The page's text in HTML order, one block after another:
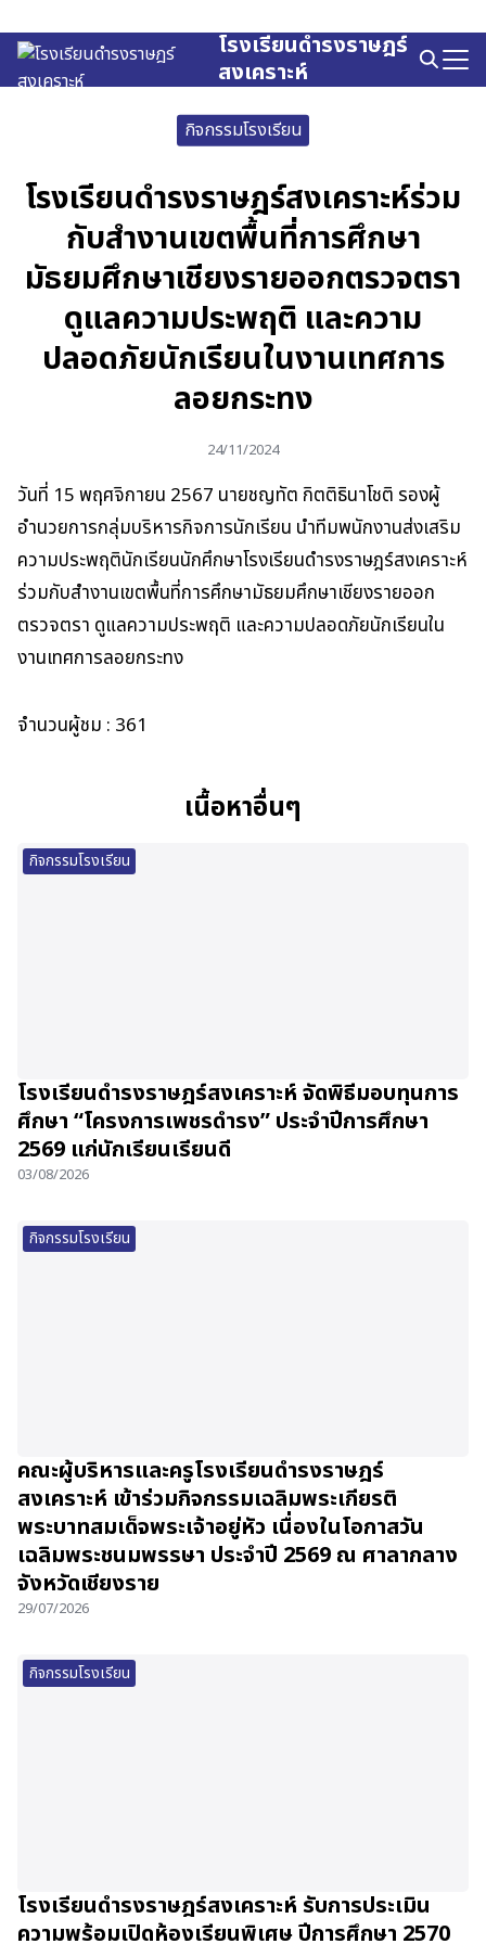
to
content
โรงเรียนดำรงราษฎร์
สงเคราะห์
Search
for:
กิจกรรมโรงเรียน
โรงเรียนดำรงราษฎร์สงเคราะห์ร่วม
กับสำงานเขตพื้นที่การศึกษา
มัธยมศึกษาเชียงรายออกตรวจตรา
ดูแลความประพฤติ และความ
ปลอดภัยนักเรียนในงานเทศการ
ลอยกระทง
24/11/2024
วันที่ 15 พฤศจิกายน 2567 นายชญทัต กิตติธินาโชติ รองผู้
อำนวยการกลุ่มบริหารกิจการนักเรียน นำทีมพนักงานส่งเสริม
ความประพฤตินักเรียนนักศึกษาโรงเรียนดำรงราษฎร์สงเคราะห์
ร่วมกับสำงานเขตพื้นที่การศึกษามัธยมศึกษาเชียงรายออก
ตรวจตรา ดูแลความประพฤติ และความปลอดภัยนักเรียนใน
งานเทศการลอยกระทง
จำนวนผู้ชม : 361
เนื้อหาอื่นๆ
กิจกรรมโรงเรียน
โรงเรียนดำรงราษฎร์สงเคราะห์ จัดพิธีมอบทุนการ
ศึกษา “โครงการเพชรดำรง” ประจำปีการศึกษา
2569 แก่นักเรียนเรียนดี
03/08/2026
กิจกรรมโรงเรียน
คณะผู้บริหารและครูโรงเรียนดำรงราษฎร์
สงเคราะห์ เข้าร่วมกิจกรรมเฉลิมพระเกียรติ
พระบาทสมเด็จพระเจ้าอยู่หัว เนื่องในโอกาสวัน
เฉลิมพระชนมพรรษา ประจำปี 2569 ณ ศาลากลาง
จังหวัดเชียงราย
29/07/2026
กิจกรรมโรงเรียน
โรงเรียนดำรงราษฎร์สงเคราะห์ รับการประเมิน
ความพร้อมเปิดห้องเรียนพิเศษ ปีการศึกษา 2570